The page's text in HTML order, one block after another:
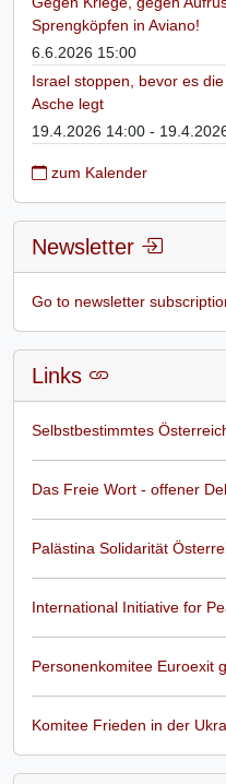
Sprengköpfen in Aviano!
6.6.2026 15:00
Israel stoppen, bevor es
Asche legt
19.4.2026 14:00 -
zum Kalender
Newsletter
Go to newsletter
Links
Selbstbestimmtes
Das Freie Wort - offener
Palästina Solidarität
International Initiative for
Personenkomitee Euroexit
Komitee Frieden in der